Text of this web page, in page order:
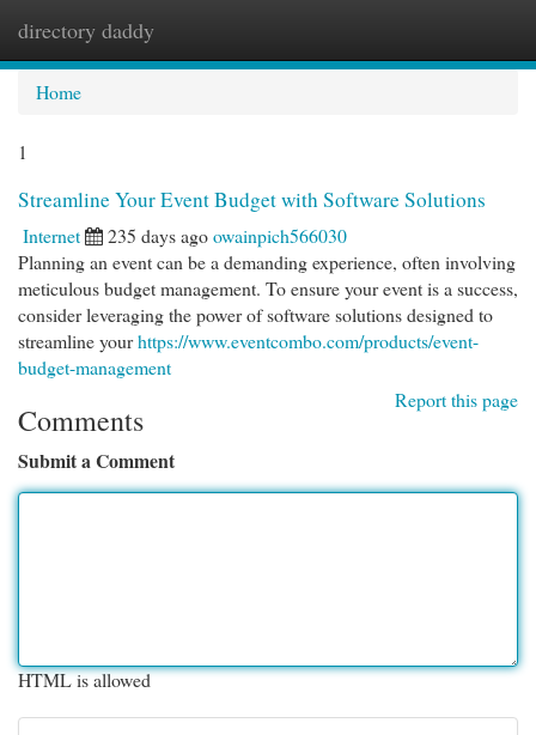
directory daddy
Home
1
Streamline Your Event Budget with Software Solutions
Internet 235 days agoowainpich566030
Planning an event can be a demanding experience, often involving
meticulous budget management. To ensure your event is a success,
consider leveraging the power of software solutions designed to
streamline yourhttps://www.eventcombo.com/products/event-
budget-management
Report this page
Comments
Submit a Comment
HTML is allowed